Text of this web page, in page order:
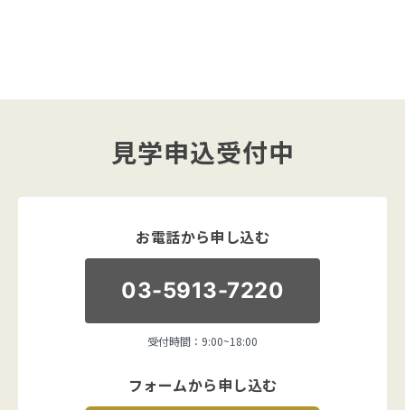
見学申込受付中
お電話から申し込む
03-5913-7220
受付時間：9:00~18:00
フォームから申し込む